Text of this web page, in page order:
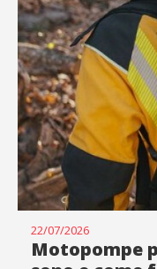
22/07/2026
Motopompe